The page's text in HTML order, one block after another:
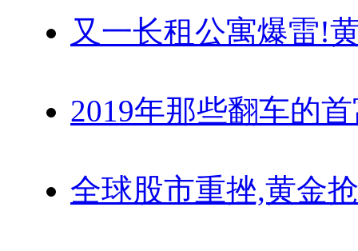
又一长租公寓爆雷!
2019年那些翻车的
全球股市重挫,黄金